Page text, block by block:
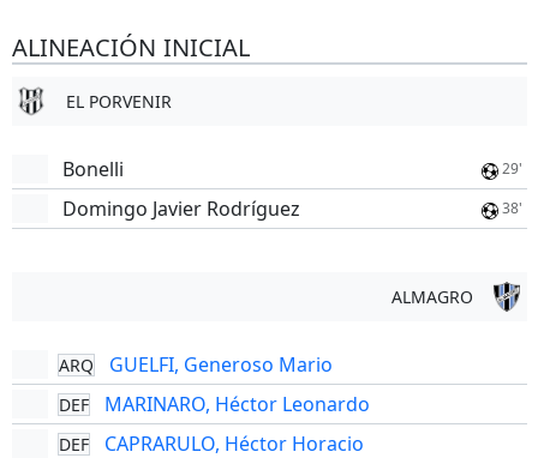
ALINEACIÓN INICIAL
EL PORVENIR
Bonelli 29'
Domingo Javier Rodríguez 38'
ALMAGRO
ARQ GUELFI, Generoso Mario
DEF MARINARO, Héctor Leonardo
DEF CAPRARULO, Héctor Horacio